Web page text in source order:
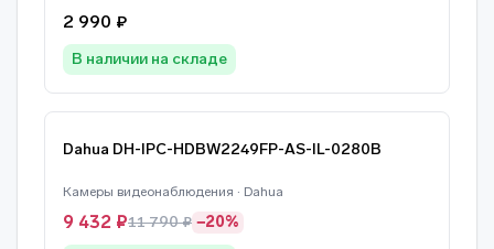
2 990 ₽
В наличии на складе
Dahua DH-IPC-HDBW2249FP-AS-IL-0280B
Камеры видеонаблюдения · Dahua
9 432 ₽11 790 ₽ −20%